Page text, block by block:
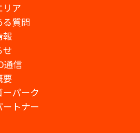
リア
る質問
報
せ
通信
要
ーパーク
ートナー